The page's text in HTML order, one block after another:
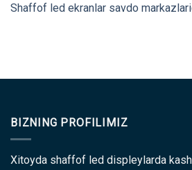
Shaffof led ekranlar savdo
BIZNING PROFILIMIZ
Xitoyda shaffof led displeylarda